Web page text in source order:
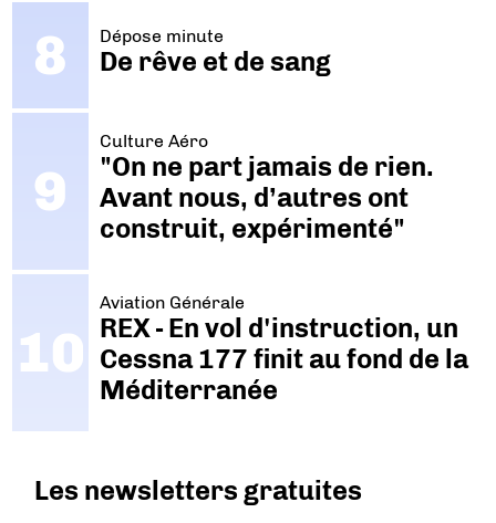
Dépose minute
De rêve et de sang
Culture Aéro
"On ne part jamais de rien.
Avant nous, d’autres ont
construit, expérimenté"
Aviation Générale
REX - En vol d'instruction, un
Cessna 177 finit au fond de la
Méditerranée
Les newsletters gratuites